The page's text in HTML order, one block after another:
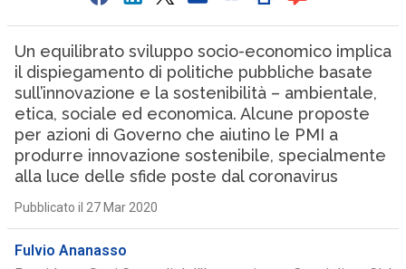
Un equilibrato sviluppo socio-economico implica
il dispiegamento di politiche pubbliche basate
sull’innovazione e la sostenibilità – ambientale,
etica, sociale ed economica. Alcune proposte
per azioni di Governo che aiutino le PMI a
produrre innovazione sostenibile, specialmente
alla luce delle sfide poste dal coronavirus
Pubblicato il 27 Mar 2020
Fulvio Ananasso